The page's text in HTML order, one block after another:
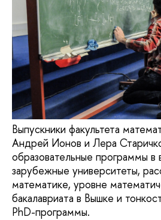
Выпускники факультета
Андрей Ионов и Лера
образовательные программы
зарубежные университеты,
математике, уровне
бакалавриата в Вышке и
PhD-программы.